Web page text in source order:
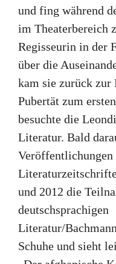
und fing während
im Theaterbereich
Regisseurin in der
über die
kam sie zurück
Pubertät zum
besuchte die
Literatur. Bald
und 2012 die
deutschsprachigen
Literatur/
Schuhe und sieht